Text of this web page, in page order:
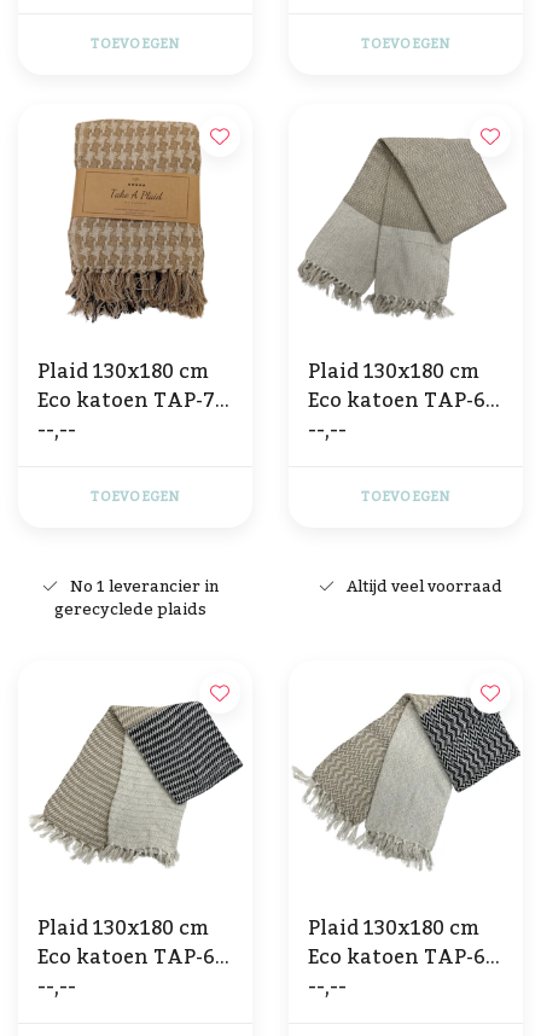
TOEVOEGEN TOEVOEGEN
Plaid 130x180 cm
Eco katoen TAP-70
- beige
--,--
TOEVOEGEN
Plaid 130x180 cm
Eco katoen TAP-66
2 TONE
--,--
TOEVOEGEN
No 1 leverancier in
gerecyclede plaids
Altijd veel voorraad
Plaid 130x180 cm
Eco katoen TAP-65
3 TONE
--,--
Plaid 130x180 cm
Eco katoen TAP-64
3 TONE
--,--